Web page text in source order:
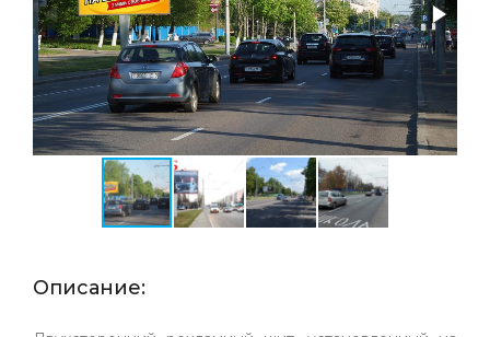
Описание: